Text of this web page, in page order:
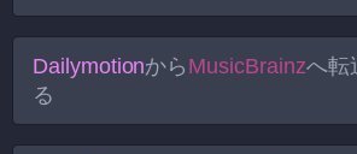
Dailymotionから MusicBrainzへ転
る